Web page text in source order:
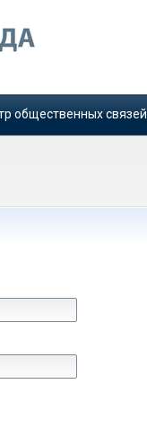
общественных связей